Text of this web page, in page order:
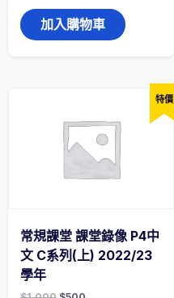
加入購物車
特價
常規課堂 課堂錄像 P4中
文 C系列(上) 2022/23
學年